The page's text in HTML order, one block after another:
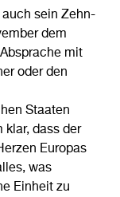
sein Zehn-
dem
mit
oder den
Staaten
klar, dass der
Europas
was
Einheit zu